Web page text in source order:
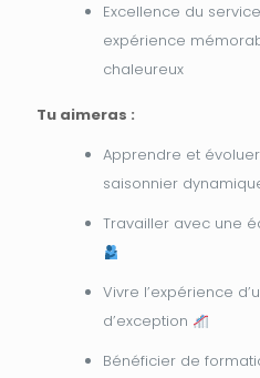
Excellence du
expérience
chaleureux
Tu aimeras :
Apprendre et
saisonnier
Travailler avec une
Vivre l’expérience
d’exception
Bénéficier de